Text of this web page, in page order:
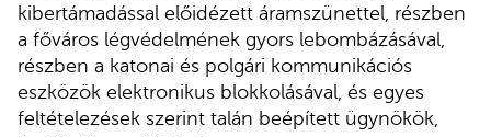
kibertámadással előidézett áramszünettel, részben
a főváros légvédelmének gyors lebombázásával,
részben a katonai és polgári kommunikációs
eszközök elektronikus blokkolásával, és egyes
feltételezések szerint talán beépített ügynökök,